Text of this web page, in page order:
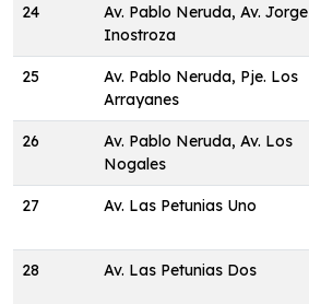
24
Av. Pablo Neruda, Av. Jorge
Inostroza
25
Av. Pablo Neruda, Pje. Los
Arrayanes
26
Av. Pablo Neruda, Av. Los
Nogales
27 Av. Las Petunias Uno
28 Av. Las Petunias Dos